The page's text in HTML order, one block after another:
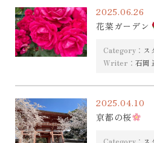
2025.06.26
花菜ガーデン
Category： ス
Writer： 石岡
2025.04.10
京都の桜
Category： ス